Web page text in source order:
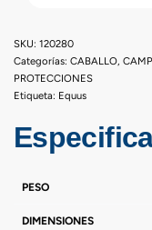
120280
Categorías: CABALLO,
PROTECCIONES
Etiqueta: Equus
PESO
DIMENSIONES